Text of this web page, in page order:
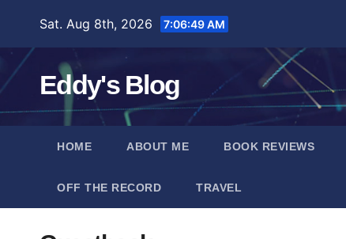
content
Sat. Aug 8th, 2026 7:06:50 AM
Eddy's Blog
HOME ABOUT ME BOOK REVIEWS
OFF THE RECORD TRAVEL